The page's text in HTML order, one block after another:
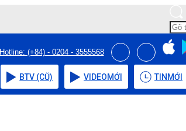
Hotline: (+84) - 0204 - 3555568
BTV (CŨ) VIDEOMỚI TIN MỚI